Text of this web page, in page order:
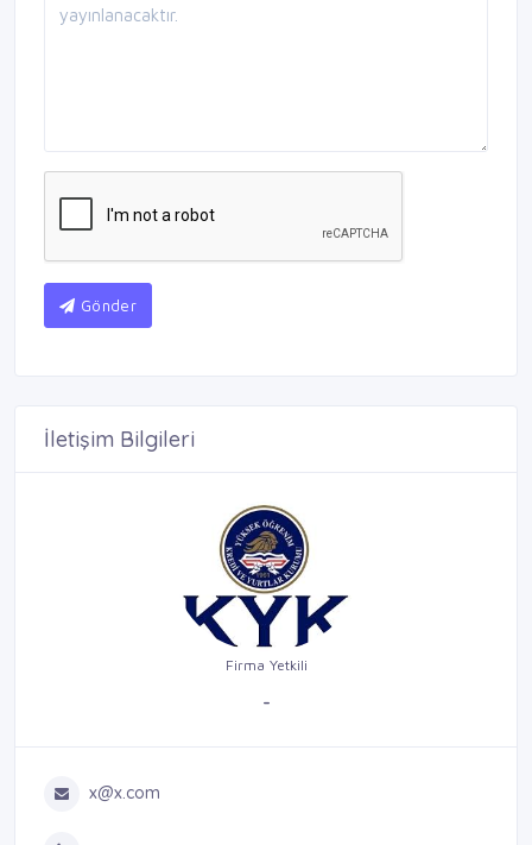
Gönder
İletişim Bilgileri
Firma Yetkili
-
x@x.com